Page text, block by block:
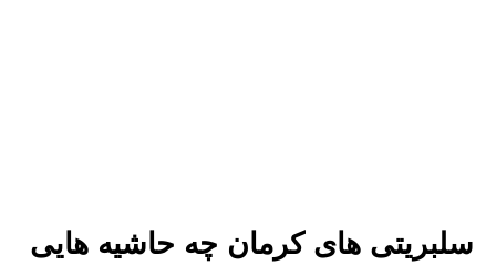
سلبریتی های کرمان چه حاشیه هایی